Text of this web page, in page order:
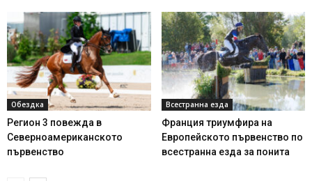
Обездка
Регион 3 повежда в
Северноамериканското
първенство
Всестранна езда
Франция триумфира на
Европейското първенство по
всестранна езда за понита